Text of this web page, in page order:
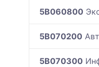
5B060800
5B070200
5B070300